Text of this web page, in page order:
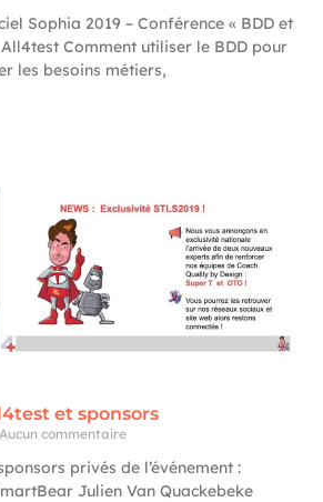
Sophia 2019 – Conférence « BDD et
Comment utiliser le BDD pour
les besoins métiers,
et sponsors
Aucun commentaire
privés de l’événement :
Julien Van Quackebeke